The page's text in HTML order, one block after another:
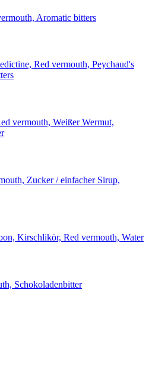
Aromatic bitters
Red vermouth, Peychaud's
vermouth, Weißer Wermut,
Zucker / einfacher Sirup,
Kirschlikör, Red vermouth, Water
Schokoladenbitter